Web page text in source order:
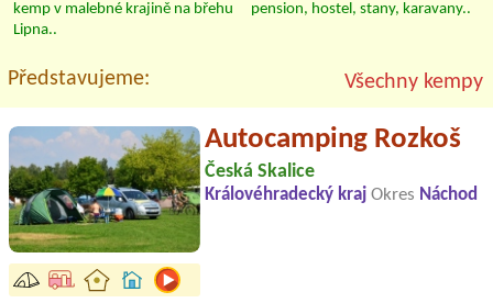
kemp v malebné krajině na břehu
Lipna..
pension, hostel, stany, karavany..
Představujeme: Všechny kempy
Autocamping Rozkoš
Česká Skalice
Královéhradecký kraj Okres Náchod